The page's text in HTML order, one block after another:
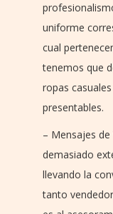
uniforme
cual
tenemos que
ropas
presentables.
– Mensajes
demasiado
llevando la
tanto